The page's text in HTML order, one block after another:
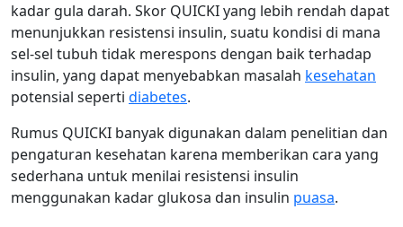
kadar gula darah. Skor QUICKI yang lebih rendah dapat
menunjukkan resistensi insulin, suatu kondisi di mana
sel-sel tubuh tidak merespons dengan baik terhadap
insulin, yang dapat menyebabkan masalah kesehatan
potensial seperti diabetes.
Rumus QUICKI banyak digunakan dalam penelitian dan
pengaturan kesehatan karena memberikan cara yang
sederhana untuk menilai resistensi insulin
menggunakan kadar glukosa dan insulin puasa.